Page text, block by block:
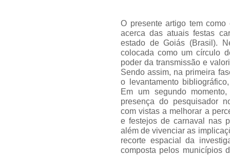
O presente artigo tem
acerca das atuais festas
estado de Goiás (Brasil).
colocada como um círculo
poder da transmissão e
Sendo assim, na primeira
o levantamento
Em um segundo
presença do pesquisador
com vistas a melhorar a
e festejos de carnaval nas
além de vivenciar as
recorte espacial da
composta pelos municípios